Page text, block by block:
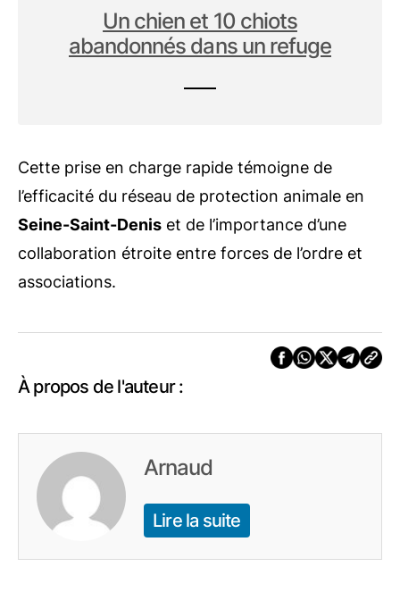
Un chien et 10 chiots
abandonnés dans un refuge
Cette prise en charge rapide témoigne de
l’efficacité du réseau de protection animale en
Seine-Saint-Denis et de l’importance d’une
collaboration étroite entre forces de l’ordre et
associations.
À propos de l'auteur :
Arnaud
Lire la suite